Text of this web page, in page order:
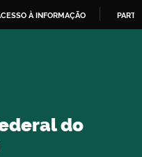
À INFORMAÇÃO
do